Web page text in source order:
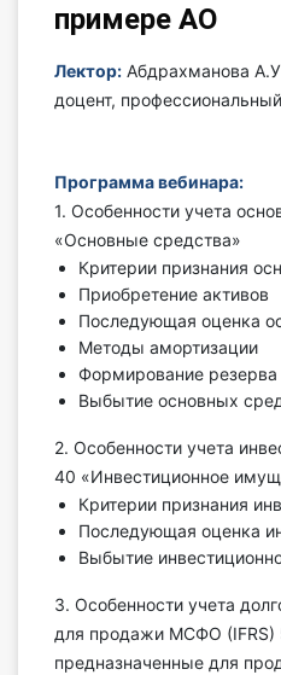
примере АО
Лектор: Абдрахманова
доцент,
Программа вебинара:
1. Особенности учета
«Основные средства»
Критерии признания
Приобретение активов
Последующая оценка
Методы амортизации
Формирование
Выбытие основных
2. Особенности учета
40 «Инвестиционное
Критерии признания
Последующая оценка
Выбытие
3. Особенности учета
для продажи МСФО (IFRS)
предназначенные для